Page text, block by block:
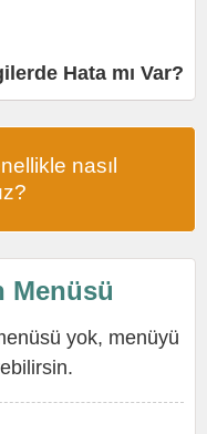
Hata mı Var?
nasıl
Menüsü
yok, menüyü